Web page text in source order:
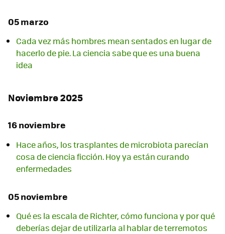
05 marzo
Cada vez más hombres mean sentados en lugar de
hacerlo de pie. La ciencia sabe que es una buena
idea
Noviembre 2025
16 noviembre
Hace años, los trasplantes de microbiota parecían
cosa de ciencia ficción. Hoy ya están curando
enfermedades
05 noviembre
Qué es la escala de Richter, cómo funciona y por qué
deberías dejar de utilizarla al hablar de terremotos